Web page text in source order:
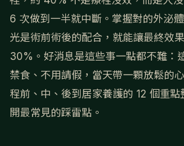
6 次做到一半就中斷。掌握對的外泌
光是術前術後的配合，就能讓最終效
30%。好消息是這些事一點都不難：
禁食、不用請假，當天帶一顆放鬆的
程前、中、後到居家養護的 12 個重
開最常見的踩雷點。